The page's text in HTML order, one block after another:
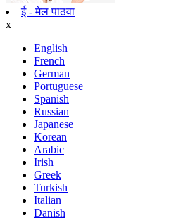
ई - मेल पाठवा
x
English
French
German
Portuguese
Spanish
Russian
Japanese
Korean
Arabic
Irish
Greek
Turkish
Italian
Danish